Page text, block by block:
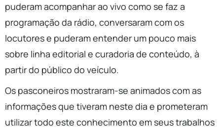
puderam acompanhar ao vivo como se faz a
programação da rádio, conversaram com os
locutores e puderam entender um pouco mais
sobre linha editorial e curadoria de conteúdo, à
partir do público do veículo.
Os pasconeiros mostraram-se animados com as
informações que tiveram neste dia e prometeram
utilizar todo este conhecimento em seus trabalhos